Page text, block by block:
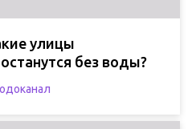
улицы
без воды?